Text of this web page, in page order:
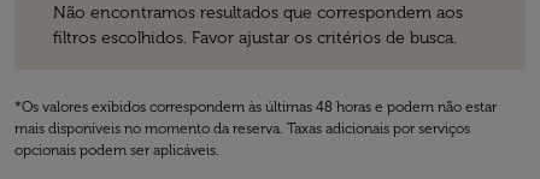
Não encontramos resultados que correspondem aos
filtros escolhidos. Favor ajustar os critérios de busca.
*Os valores exibidos correspondem às últimas 48 horas e podem não estar
mais disponíveis no momento da reserva. Taxas adicionais por serviços
opcionais podem ser aplicáveis.